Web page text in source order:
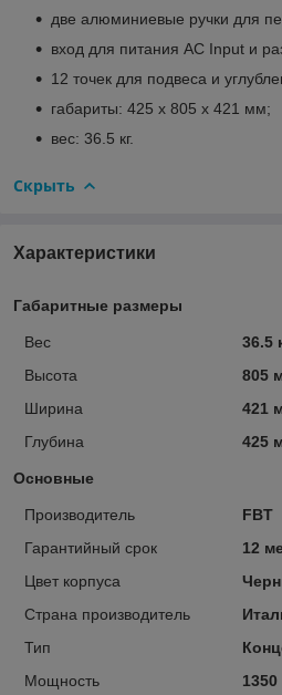
две алюминиевые ручки для
вход для питания AC Input и
12 точек для подвеса и
габариты: 425 х 805 х 421 мм;
вес: 36.5 кг.
Скрыть
Характеристики
Габаритные размеры
Вес
36.5
Высота
805
Ширина
421
Глубина
425
Основные
Производитель
FBT
Гарантийный срок
12
Цвет корпуса
Страна производитель
Тип
Мощность
1350